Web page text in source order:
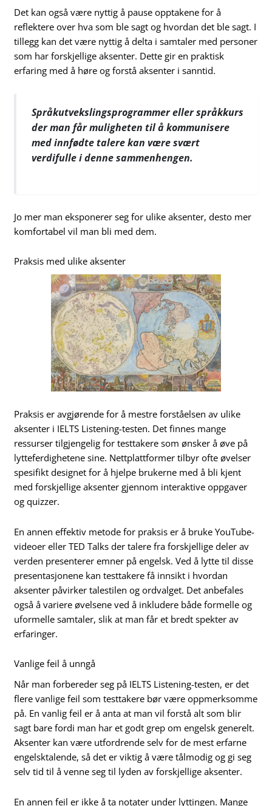
Det kan også være nyttig å pause opptakene for å
reflektere over hva som ble sagt og hvordan det ble sagt. I
tillegg kan det være nyttig å delta i samtaler med personer
som har forskjellige aksenter. Dette gir en praktisk
erfaring med å høre og forstå aksenter i sanntid.
Språkutvekslingsprogrammer eller språkkurs
der man får muligheten til å kommunisere
med innfødte talere kan være svært
verdifulle i denne sammenhengen.
Jo mer man eksponerer seg for ulike aksenter, desto mer
komfortabel vil man bli med dem.
Praksis med ulike aksenter
Praksis er avgjørende for å mestre forståelsen av ulike
aksenter i IELTS Listening-testen. Det finnes mange
ressurser tilgjengelig for testtakere som ønsker å øve på
lytteferdighetene sine. Nettplattformer tilbyr ofte øvelser
spesifikt designet for å hjelpe brukerne med å bli kjent
med forskjellige aksenter gjennom interaktive oppgaver
og quizzer.
En annen effektiv metode for praksis er å bruke YouTube-
videoer eller TED Talks der talere fra forskjellige deler av
verden presenterer emner på engelsk. Ved å lytte til disse
presentasjonene kan testtakere få innsikt i hvordan
aksenter påvirker talestilen og ordvalget. Det anbefales
også å variere øvelsene ved å inkludere både formelle og
uformelle samtaler, slik at man får et bredt spekter av
erfaringer.
Vanlige feil å unngå
Når man forbereder seg på IELTS Listening-testen, er det
flere vanlige feil som testtakere bør være oppmerksomme
på. En vanlig feil er å anta at man vil forstå alt som blir
sagt bare fordi man har et godt grep om engelsk generelt.
Aksenter kan være utfordrende selv for de mest erfarne
engelsktalende, så det er viktig å være tålmodig og gi seg
selv tid til å venne seg til lyden av forskjellige aksenter.
En annen feil er ikke å ta notater under lyttingen. Mange